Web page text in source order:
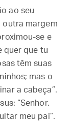
ao seu
outra margem
se e
quer que tu
têm suas
mas o
a cabeça”.
“Senhor,
meu pai”.